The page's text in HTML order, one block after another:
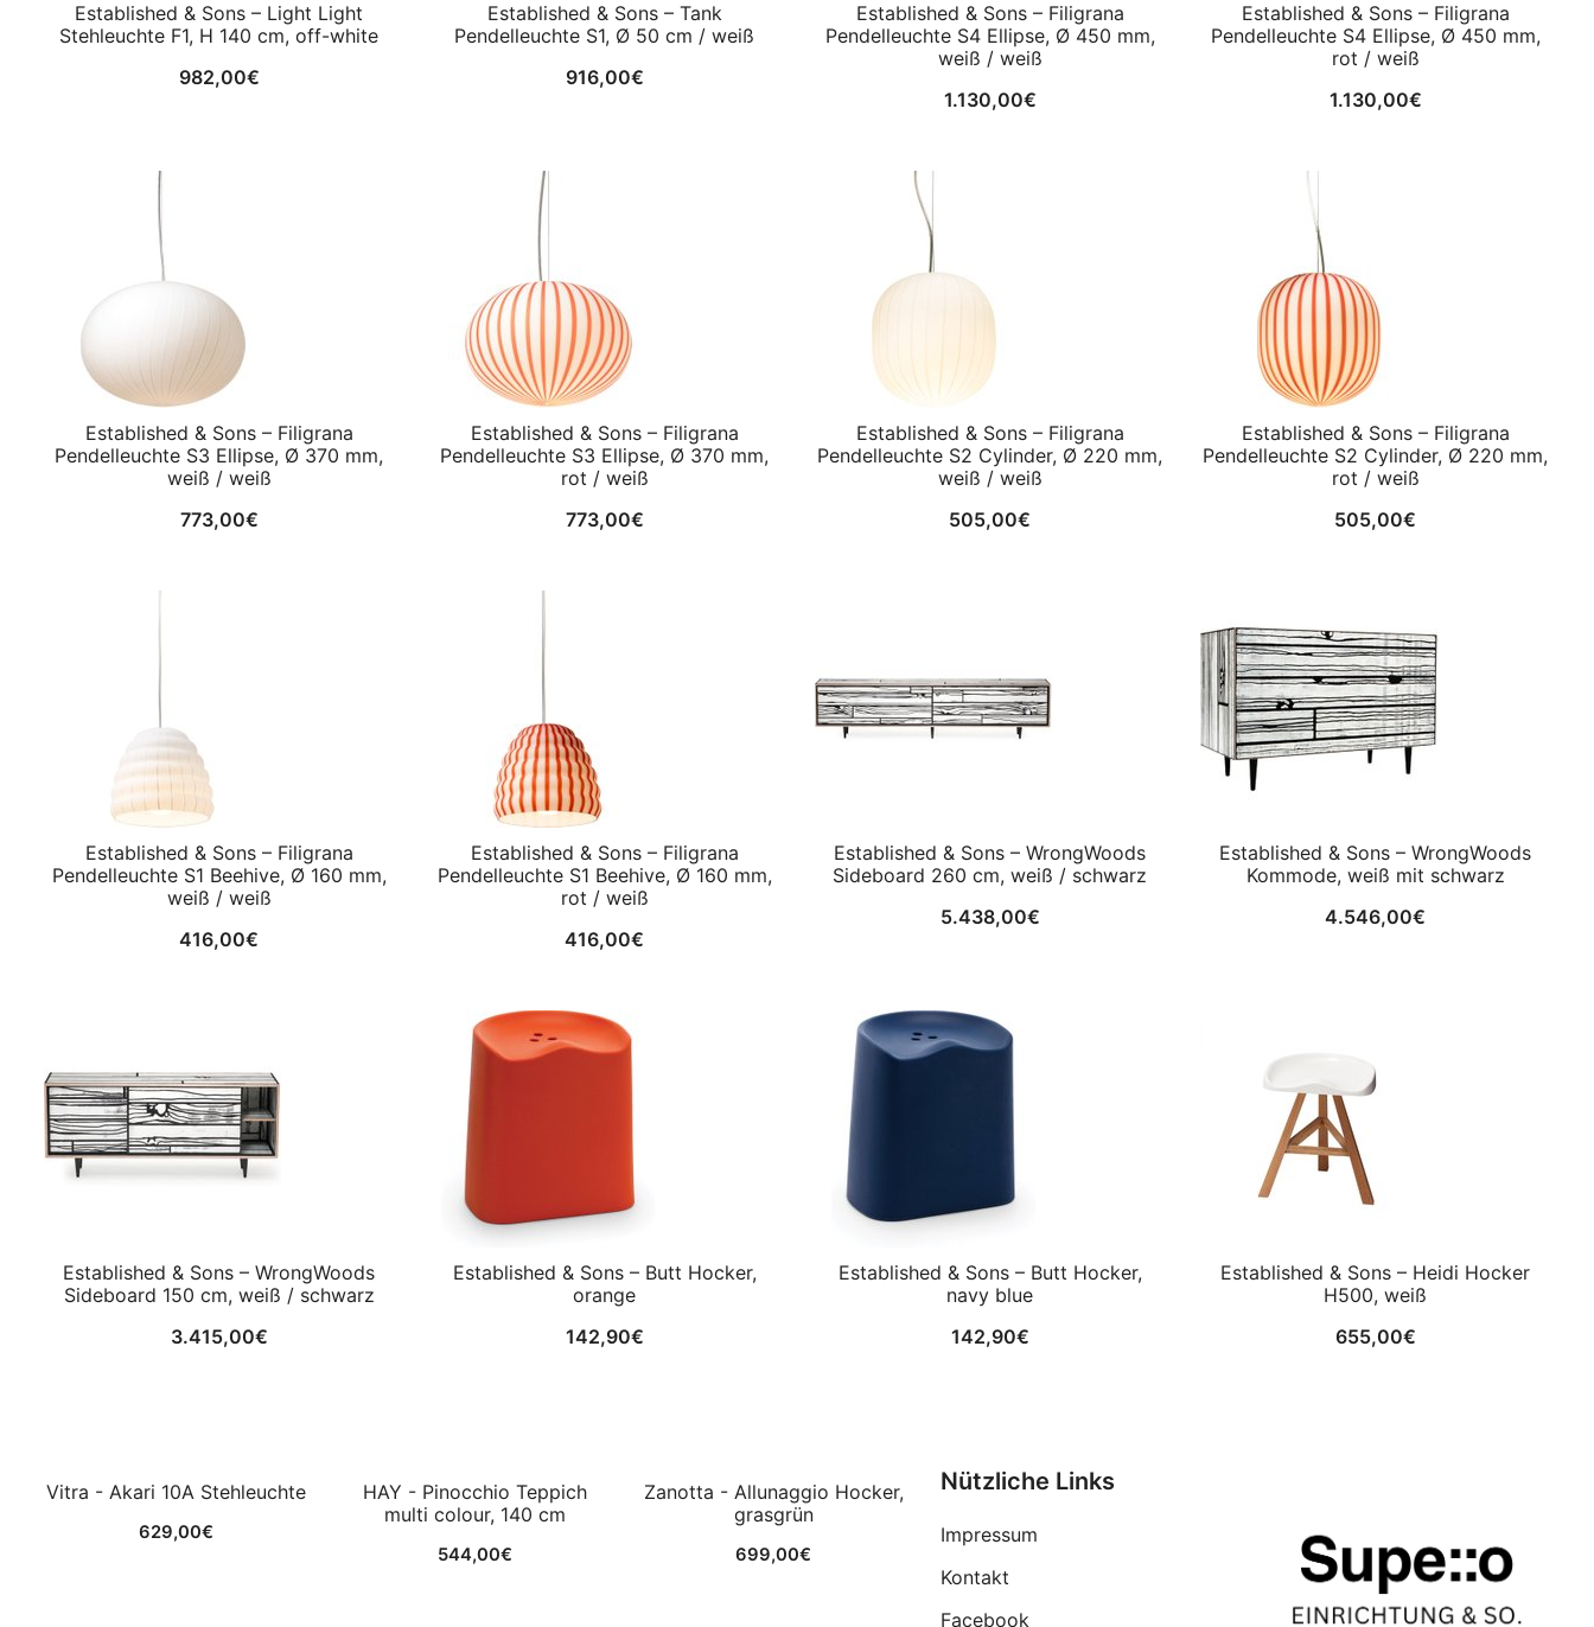
Established & Sons – Light Light
Stehleuchte F1, H 140 cm, off-white
982,00€
Established & Sons – Tank
Pendelleuchte S1, Ø 50 cm / weiß
916,00€
Established & Sons – Filigrana
Pendelleuchte S4 Ellipse, Ø 450 mm,
weiß / weiß
1.130,00€
Established & Sons – Filigrana
Pendelleuchte S4 Ellipse, Ø 450 mm,
rot / weiß
1.130,00€
Established & Sons – Filigrana
Pendelleuchte S3 Ellipse, Ø 370 mm,
weiß / weiß
773,00€
Established & Sons – Filigrana
Pendelleuchte S3 Ellipse, Ø 370 mm,
rot / weiß
773,00€
Established & Sons – Filigrana
Pendelleuchte S2 Cylinder, Ø 220 mm,
weiß / weiß
505,00€
Established & Sons – Filigrana
Pendelleuchte S2 Cylinder, Ø 220 mm,
rot / weiß
505,00€
Established & Sons – Filigrana
Pendelleuchte S1 Beehive, Ø 160 mm,
weiß / weiß
416,00€
Established & Sons – Filigrana
Pendelleuchte S1 Beehive, Ø 160 mm,
rot / weiß
416,00€
Established & Sons – WrongWoods
Sideboard 260 cm, weiß / schwarz
5.438,00€
Established & Sons – WrongWoods
Kommode, weiß mit schwarz
4.546,00€
Established & Sons – WrongWoods
Sideboard 150 cm, weiß / schwarz
3.415,00€
Established & Sons – Butt Hocker,
orange
142,90€
Established & Sons – Butt Hocker,
navy blue
142,90€
Established & Sons – Heidi Hocker
H500, weiß
655,00€
Vitra - Akari 10A Stehleuchte
629,00€
HAY - Pinocchio Teppich
multi colour, 140 cm
544,00€
Zanotta - Allunaggio Hocker,
grasgrün
699,00€
Nützliche Links
Impressum
Kontakt
Facebook